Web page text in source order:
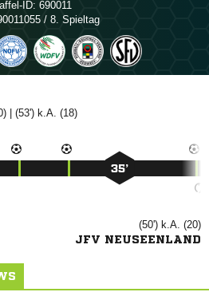
ID: 690011
/ 8. Spieltag
| (53') k.A. (18)
35’
(50') k.A. (20)
JFV NEUSEENLAND